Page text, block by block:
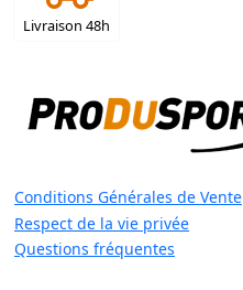
Livraison 48h
Conditions Générales de Vente
Respect de la vie privée
Questions fréquentes